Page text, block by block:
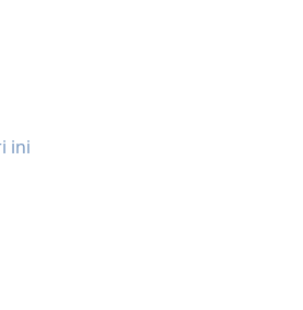
ini